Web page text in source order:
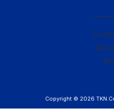
Copyright © 2026